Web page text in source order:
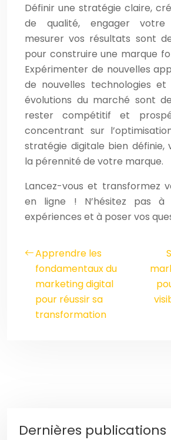
Définir une stratégie claire,
de qualité, engager
mesurer vos résultats sont
pour construire une marque
Expérimenter de nouvelles
de nouvelles technologies et
évolutions du marché sont
rester compétitif et
concentrant sur
stratégie digitale bien définie,
la pérennité de votre marque.
Lancez-vous et transformez
en ligne ! N’hésitez pas à
expériences et à poser vos
Apprendre les
fondamentaux du
marketing digital
pour réussir sa
transformation
Dernières publications